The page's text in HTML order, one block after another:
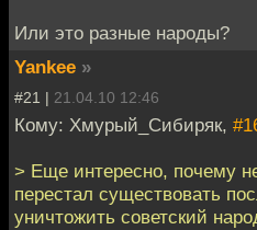
Или это разные народы?
Yankee »
#21 | 21.04.10 12:46
Кому: Хмурый_Сибиряк,
> Еще интересно, почему
перестал существовать
уничтожить советский